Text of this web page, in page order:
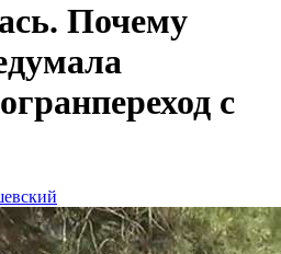
Почему
с